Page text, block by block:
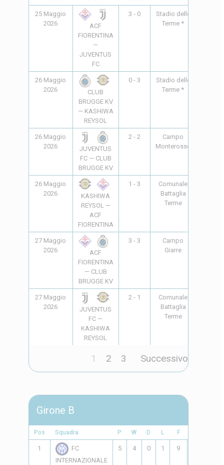
25 Maggio
2026
ACF
FIORENTINA
—
JUVENTUS
FC
3 - 0
Stadio delle
Terme *
26 Maggio
2026
CLUB
BRUGGE KV
— KASHIWA
REYSOL
0 - 3
Stadio delle
Terme *
26 Maggio
2026
JUVENTUS
FC — CLUB
BRUGGE KV
2 - 2
Campo
Monterosso
26 Maggio
2026
KASHIWA
REYSOL —
ACF
FIORENTINA
1 - 3
Comunale
Battaglia
Terme
27 Maggio
2026
ACF
FIORENTINA
— CLUB
BRUGGE KV
3 - 3
Campo
Giarre
27 Maggio
2026
JUVENTUS
FC —
KASHIWA
REYSOL
2 - 1
Comunale
Battaglia
Terme
1 2 3 Successivo
Girone B
Pos Squadra P W D L F
1
FC
INTERNAZIONALE
5 4 0 1 9